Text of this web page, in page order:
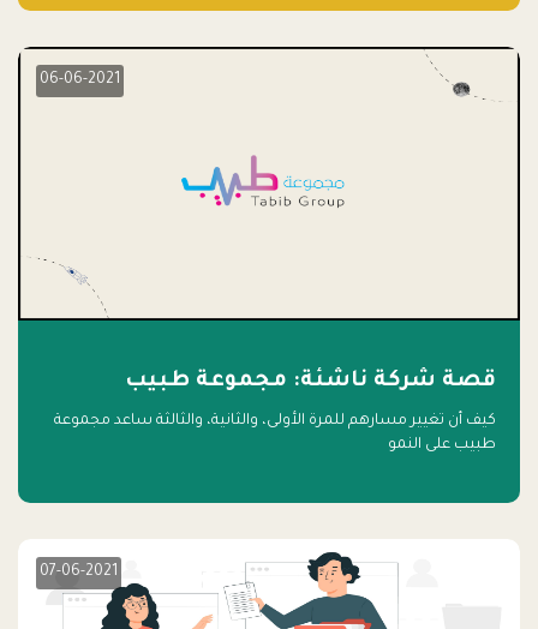
06-06-2021
قصة شركة ناشئة: مجموعة طبيب
كيف أن تغيير مسارهم للمرة الأولى، والثانية، والثالثة ساعد مجموعة
طبيب على النمو
07-06-2021